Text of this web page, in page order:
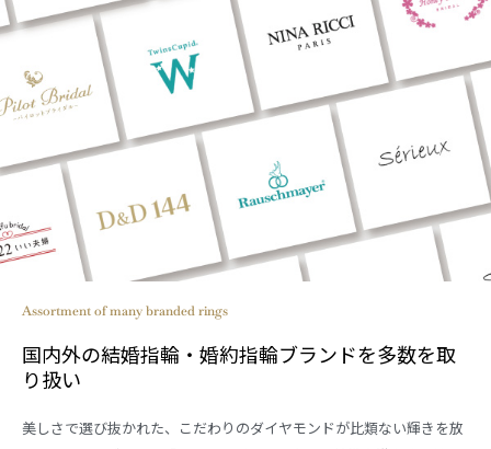
Assortment of many branded rings
国内外の結婚指輪・婚約指輪ブランドを多数を取
り扱い
美しさで選び抜かれた、こだわりのダイヤモンドが比類ない輝きを放